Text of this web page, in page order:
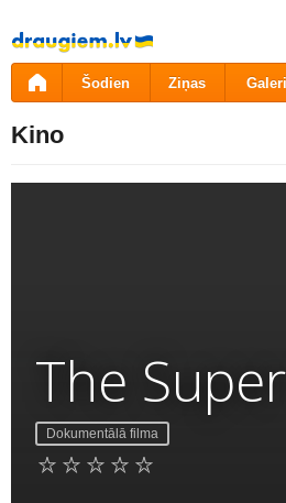
Pāriet
uz
saturu
Šodien Ziņas
Kino
The
Dokumentālā filma